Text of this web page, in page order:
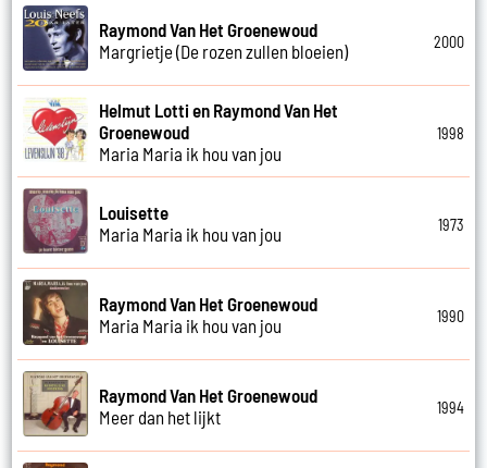
Raymond Van Het Groenewoud
Margrietje (De rozen zullen bloeien)
2000
Helmut Lotti en Raymond Van Het
Groenewoud
Maria Maria ik hou van jou
1998
Louisette
Maria Maria ik hou van jou
1973
Raymond Van Het Groenewoud
Maria Maria ik hou van jou
1990
Raymond Van Het Groenewoud
Meer dan het lijkt
1994